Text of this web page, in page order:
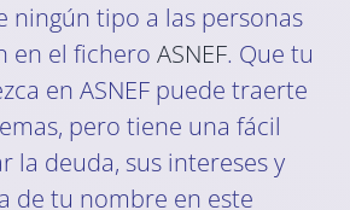
ningún tipo a las personas
en el fichero ASNEF. Que tu
en ASNEF puede traerte
pero tiene una fácil
la deuda, sus intereses y
de tu nombre en este